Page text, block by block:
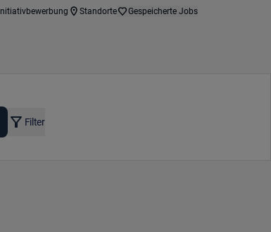
Initiativbewerbung Standorte Gespeicherte Jobs
Filter